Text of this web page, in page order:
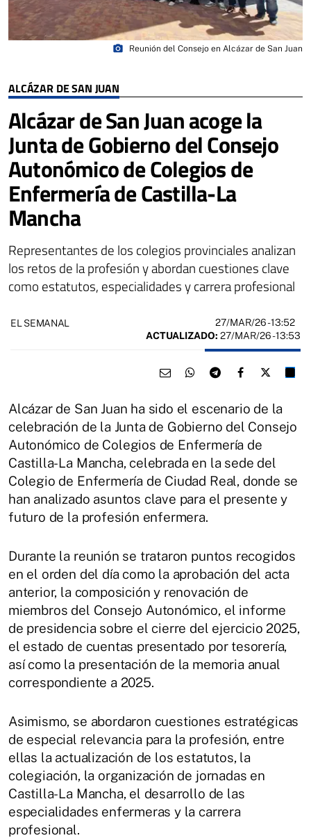
ALCÁZAR DE SAN JUAN
Alcázar de San Juan acoge la
Junta de Gobierno del Consejo
Autonómico de Colegios de
Enfermería de Castilla-La
Mancha
Representantes de los colegios provinciales analizan
los retos de la profesión y abordan cuestiones clave
como estatutos, especialidades y carrera profesional
photo_camera Reunión del Consejo en Alcázar de San Juan
EL SEMANAL 27/MAR/26- 13:52
ACTUALIZADO: 27/MAR/26 - 13:53
Alcázar de San Juan ha sido el escenario de la
celebración de la Junta de Gobierno del Consejo
Autonómico de Colegios de Enfermería de
Castilla-La Mancha, celebrada en la sede del
Colegio de Enfermería de Ciudad Real, donde se
han analizado asuntos clave para el presente y
futuro de la profesión enfermera.
Durante la reunión se trataron puntos recogidos
en el orden del día como la aprobación del acta
anterior, la composición y renovación de
miembros del Consejo Autonómico, el informe
de presidencia sobre el cierre del ejercicio 2025,
el estado de cuentas presentado por tesorería,
así como la presentación de la memoria anual
correspondiente a 2025.
Asimismo, se abordaron cuestiones estratégicas
de especial relevancia para la profesión, entre
ellas la actualización de los estatutos, la
colegiación, la organización de jornadas en
Castilla-La Mancha, el desarrollo de las
especialidades enfermeras y la carrera
profesional.